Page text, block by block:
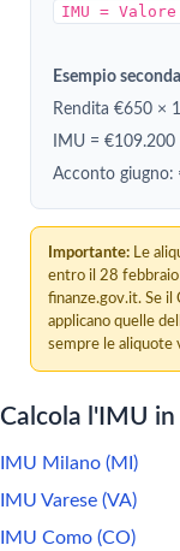
IMU =
Esempio
Rendita €650 ×
IMU =
Acconto giugno:
Importante: Le
entro il 28
finanze.gov.it. Se il
applicano quelle
sempre le aliquote
Calcola l'IMU
IMU Milano (MI)
IMU Varese (VA)
IMU Como (CO)